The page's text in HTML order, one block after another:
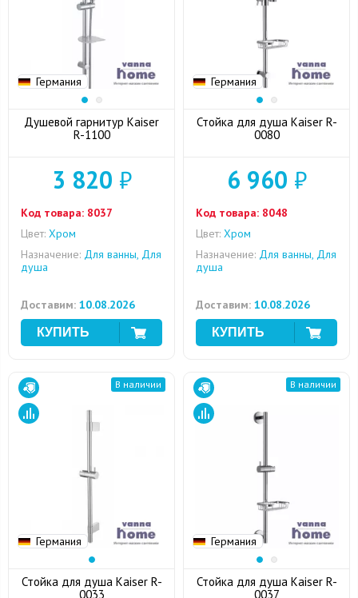
Германия
Душевой гарнитур Kaiser
R-1100
3 820 ₽
Код товара: 8037
Цвет: Хром
Назначение: Для ванны, Для
душа
Доставим: 10.08.2026
Германия
Стойка для душа Kaiser R-
0080
6 960 ₽
Код товара: 8048
Цвет: Хром
Назначение: Для ванны, Для
душа
Доставим: 10.08.2026
Германия
В наличии
Стойка для душа Kaiser R-
0033
Германия
В наличии
Стойка для душа Kaiser R-
0037